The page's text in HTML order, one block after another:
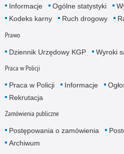
Informacje Ogólne statystyki
Kodeks karny
Ruch drogowy
Prawo
Dziennik Urzędowy KGP Wyroki
Praca w Policji
Praca w Policji Informacje
Rekrutacja
Zamówienia publiczne
Postępowania o zamówienia
Archiwum